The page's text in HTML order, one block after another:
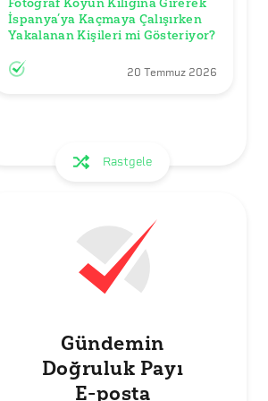
İspanya’ya Kaçmaya Çalışırken
Yakalanan Kişileri mi Gösteriyor?
20 Temmuz 2026
Rastgele
Gündemin
Doğruluk Payı
E-posta